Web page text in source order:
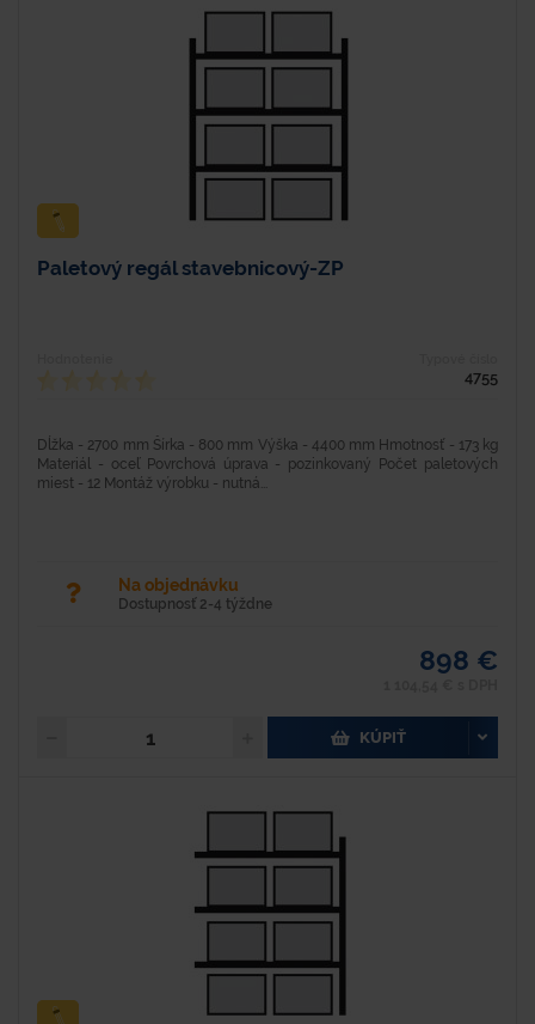
Paletový regál stavebnicový-ZP
4755
Dĺžka - 2700 mm Šírka - 800 mm Výška - 4400 mm Hmotnosť - 173 kg
Materiál - oceľ Povrchová úprava - pozinkovaný Počet paletových
miest - 12 Montáž výrobku - nutná...
Na objednávku
Dostupnosť 2-4 týždne
898 €
KÚPIŤ